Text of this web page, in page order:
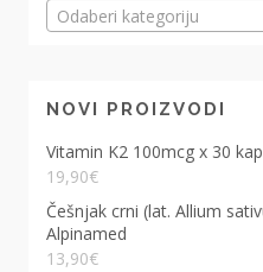
Odaberi kategoriju
NOVI PROIZVODI
Vitamin K2 100mcg x 30
19,90€
Češnjak crni (lat. Allium
Alpinamed
13,90€